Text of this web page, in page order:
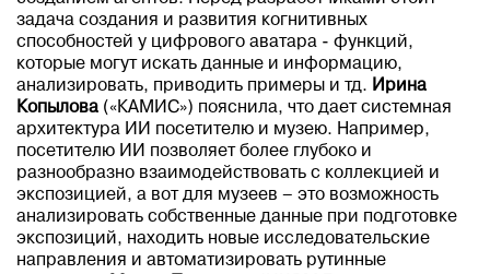
задача создания и развития когнитивных
способностей у цифрового аватара - функций,
которые могут искать данные и информацию,
анализировать, приводить примеры и тд. Ирина
Копылова («КАМИС») пояснила, что дает системная
архитектура ИИ посетителю и музею. Например,
посетителю ИИ позволяет более глубоко и
разнообразно взаимодействовать с коллекцией и
экспозицией, а вот для музеев – это возможность
анализировать собственные данные при подготовке
экспозиций, находить новые исследовательские
направления и автоматизировать рутинные